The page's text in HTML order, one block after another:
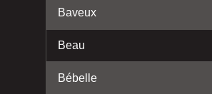
Baveux
Beau
Bébelle